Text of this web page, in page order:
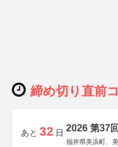
締め切り直前
あと 32 日 2026 第37
福井県美浜町、